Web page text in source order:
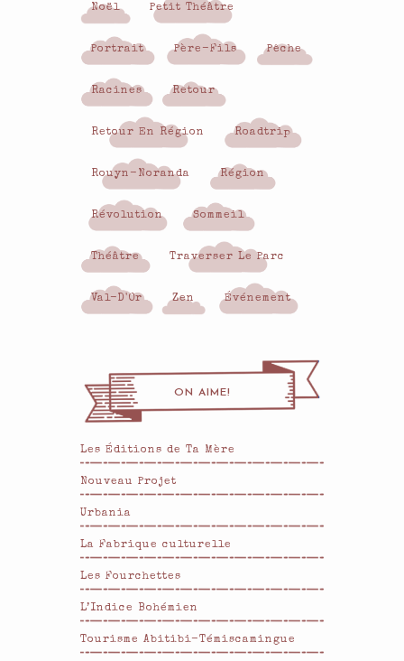
Noël Petit Théâtre
Portrait Père-Fils Pêche
Racines Retour
Retour En Région Roadtrip
Rouyn-Noranda Région
Révolution Sommeil
Théâtre Traverser Le Parc
Val-D'Or Zen Événement
ON AIME!
Les Éditions de Ta Mère
Nouveau Projet
Urbania
La Fabrique culturelle
Les Fourchettes
L’Indice Bohémien
Tourisme Abitibi-Témiscamingue